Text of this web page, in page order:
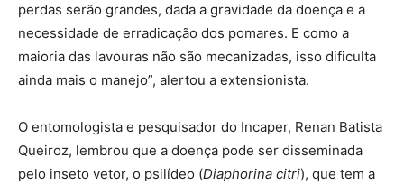
perdas serão grandes, dada a gravidade da doença e a
necessidade de erradicação dos pomares. E como a
maioria das lavouras não são mecanizadas, isso dificulta
ainda mais o manejo”, alertou a extensionista.
O entomologista e pesquisador do Incaper, Renan Batista
Queiroz, lembrou que a doença pode ser disseminada
pelo inseto vetor, o psilídeo (Diaphorina citri), que tem a